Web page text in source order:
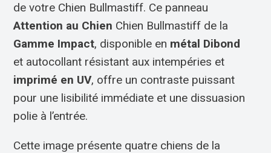
de votre Chien Bullmastiff. Ce panneau
Attention au Chien Chien Bullmastiff de la
Gamme Impact, disponible en métal Dibond
et autocollant résistant aux intempéries et
imprimé en UV, offre un contraste puissant
pour une lisibilité immédiate et une dissuasion
polie à l’entrée.
Cette image présente quatre chiens de la